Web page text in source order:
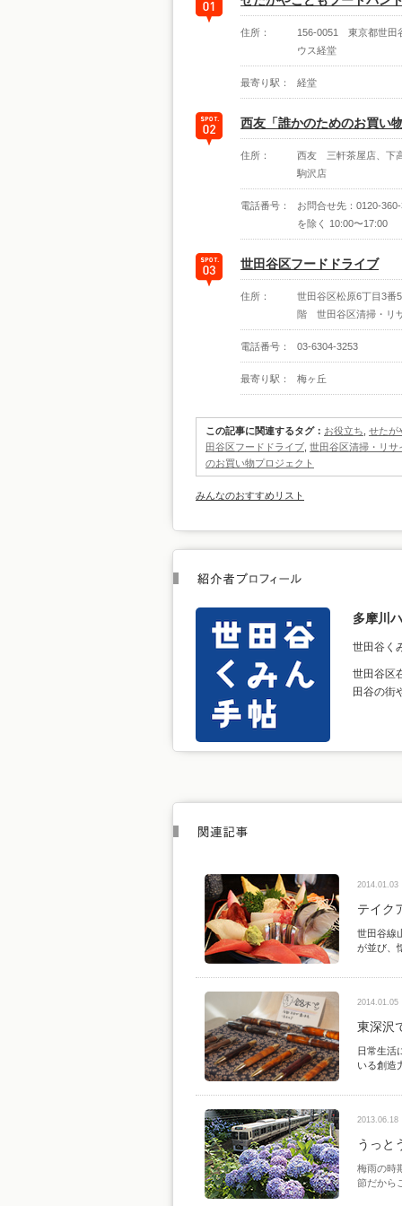
住所：
156-0051 東京都世田
ウス経堂
最寄り駅： 経堂
西友「誰かのためのお買い
住所：
西友 三軒茶屋店、下
駒沢店
電話番号：
お問合せ先：0120-
を除く 10:00〜17:00
世田谷区フードドライブ
住所：
世田谷区松原6丁目3
階 世田谷区清掃・リ
電話番号： 03-6304-3253
最寄り駅： 梅ヶ丘
この記事に関連するタグ： お役立ち せたが
田谷区フードドライブ 世田谷区清掃・リサ
のお買い物プロジェクト
みんなのおすすめリスト
多摩川
世田谷く
世田谷区
田谷の街
2014.01.03
テイク
世田谷線
が並び、
2014.01.05
東深沢
日常生活
いる創造
2013.06.18
うっと
梅雨の時
節だから